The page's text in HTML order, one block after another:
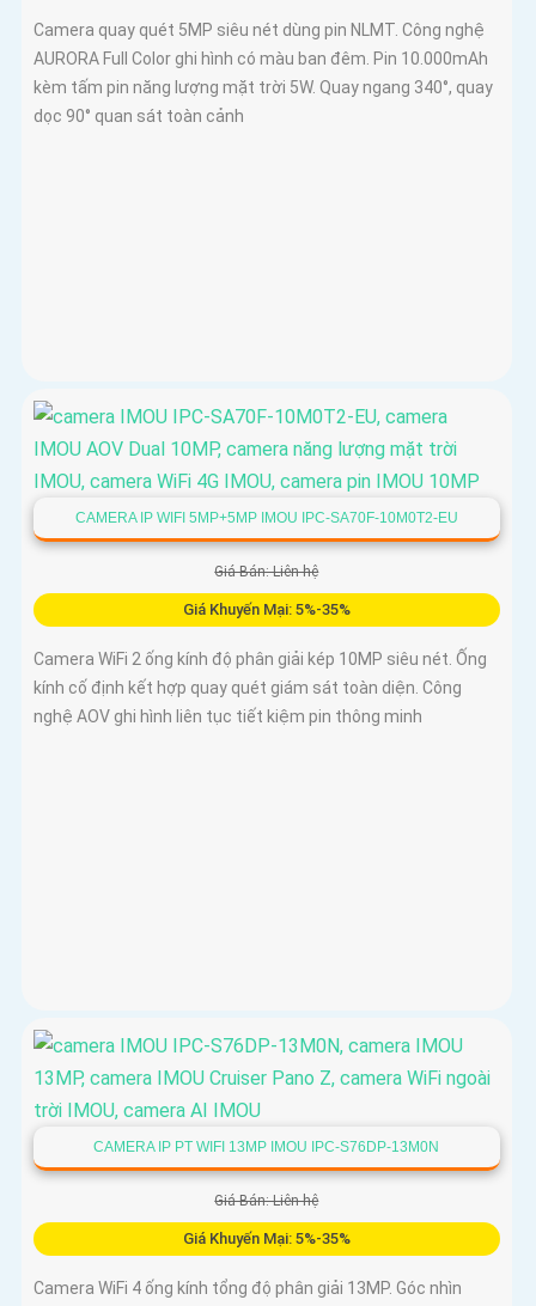
Camera quay quét 5MP siêu nét dùng pin NLMT. Công nghệ
AURORA Full Color ghi hình có màu ban đêm. Pin 10.000mAh
kèm tấm pin năng lượng mặt trời 5W. Quay ngang 340°, quay
dọc 90° quan sát toàn cảnh
CAMERA IP WIFI 5MP+5MP IMOU IPC-SA70F-10M0T2-EU
Giá Bán: Liên hệ
Giá Khuyến Mại: 5%-35%
Camera WiFi 2 ống kính độ phân giải kép 10MP siêu nét. Ống
kính cố định kết hợp quay quét giám sát toàn diện. Công
nghệ AOV ghi hình liên tục tiết kiệm pin thông minh
CAMERA IP PT WIFI 13MP IMOU IPC-S76DP-13M0N
Giá Bán: Liên hệ
Giá Khuyến Mại: 5%-35%
Camera WiFi 4 ống kính tổng độ phân giải 13MP. Góc nhìn